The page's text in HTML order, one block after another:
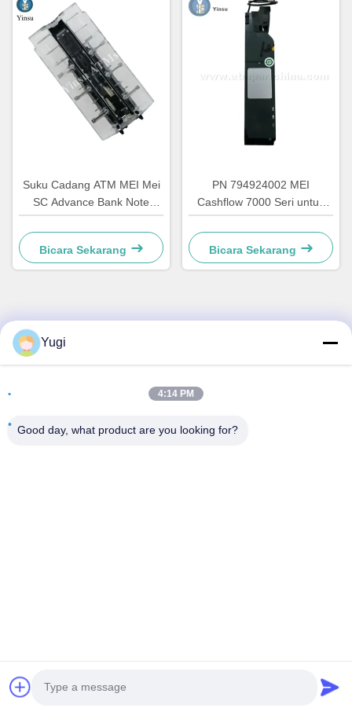
Suku Cadang ATM MEI Mei
SC Advance Bank Note
Cassette 1200 Note Cash
Box 252219009 Pusher
Stacker Plate MEI Cassette
Stacker Base untuk ATM
Bicara Sekarang
PN 794924002 MEI
Cashflow 7000 Seri untuk
ATM Kios Distribusi
minuman makanan ringan
Mesin penjual otomatis
CF7472 Cashflow Coin
Bicara Sekarang
Kontak Cepat
Ruang 502, Bangunan 5, Taman Real Estate Qide, No. 2-1,
Kota Beijiao, Foshan, Guangdong, Cina
bagian mesin atm Pemasok. Hak cipta © 2026 Guangzhou
Yinsu Electronic Technology Co., Limited Semua hak dilindungi.
Yugi
4:14 PM
Good day, what product are you looking for?